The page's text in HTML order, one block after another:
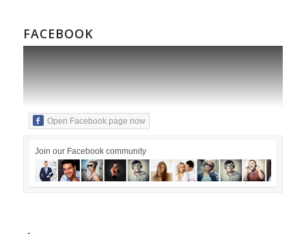
FACEBOOK
Open Facebook page now
Join our Facebook community